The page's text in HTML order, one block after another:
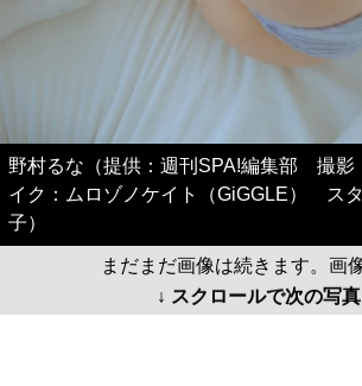
野村るな（提供：週刊SPA!編集部 撮
イク：ムロゾノケイト（GiGGLE） ス
子）
まだまだ画像は続きます。画
↓ スクロールで次の写真